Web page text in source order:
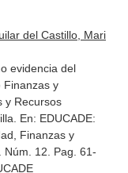
del Castillo, Mari
evidencia del
Finanzas y
y Recursos
En: EDUCADE:
Finanzas y
Núm. 12. Pag. 61-